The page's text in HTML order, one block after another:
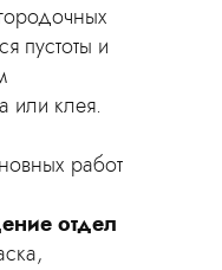
пустоты и
или клея.
работ
отдел